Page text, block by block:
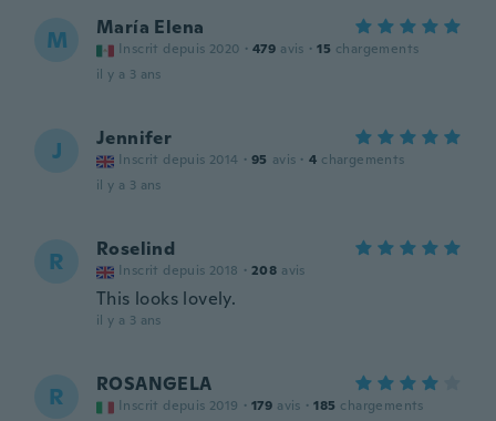
M María Elena
Inscrit depuis 2020 · 479 avis · 15 chargements
il y a 3 ans
J Jennifer
Inscrit depuis 2014 · 95 avis · 4 chargements
il y a 3 ans
R Roselind
Inscrit depuis 2018 · 208 avis
This looks lovely.
il y a 3 ans
R ROSANGELA
Inscrit depuis 2019 · 179 avis · 185 chargements